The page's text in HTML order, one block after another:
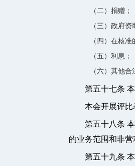
（二）捐赠；
（三）政府资
（四）在核
（五）利息；
（六）其他合
第五十七条
本会开展评
第五十八条
的业务范围和非营
第五十九条